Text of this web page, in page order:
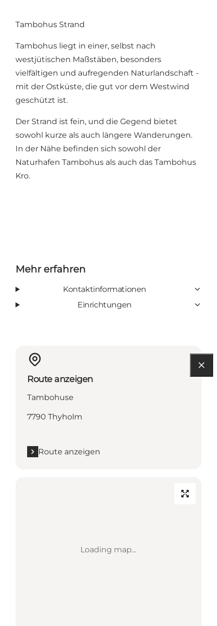
Tambohus Strand
Tambohus liegt in einer, selbst nach
westjütischen Maßstäben, besonders
vielfältigen und aufregenden Naturlandschaft -
mit der Ostküste, die gut vor dem Westwind
geschützt ist.
Der Strand ist fein, und die Gegend bietet
sowohl kurze als auch längere Wanderungen.
In der Nähe befinden sich sowohl der
Naturhafen Tambohus als auch das Tambohus
Kro.
Mehr erfahren
Kontaktinformationen
Einrichtungen
Route anzeigen
Tambohuse
7790 Thyholm
Route anzeigen
Loading map...